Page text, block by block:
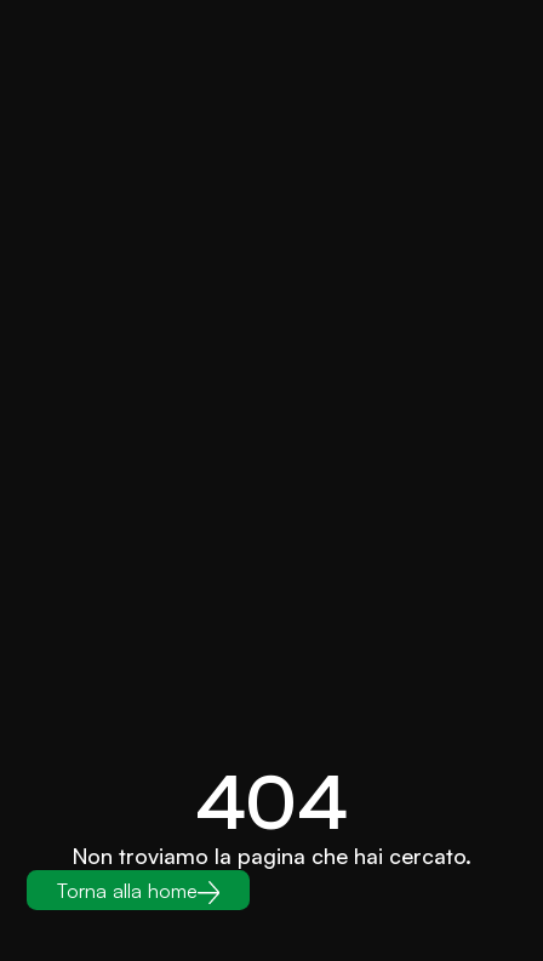
404
Non troviamo la pagina che hai cercato.
Torna alla home